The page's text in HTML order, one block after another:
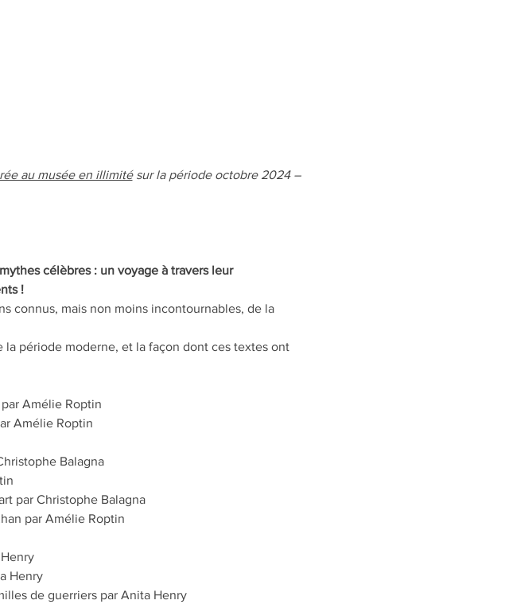
au musée en illimité sur la période octobre 2024 –
célèbres : un voyage à travers leur
!
connus, mais non moins incontournables, de la
la période moderne, et la façon dont ces textes ont
Amélie Roptin
Amélie Roptin
Balagna
par Christophe Balagna
par Amélie Roptin
Henry
de guerriers par Anita Henry